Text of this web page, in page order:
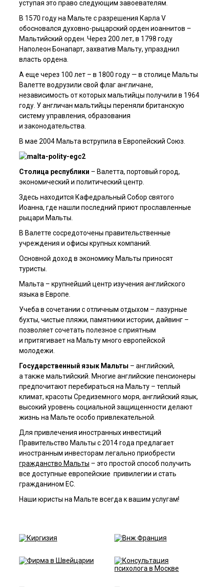
уступая это право следующим завоевателям.
В 1570 году на Мальте с разрешения Карла V
обосновался духовно-рыцарский орден иоаннитов –
Мальтийский орден. Через 200 лет, в 1798 году
Наполеон Бонапарт, захватив Мальту, упразднил
власть ордена.
А еще через 100 лет – в 1800 году — в столице Мальты
Валетте водрузили свой флаг англичане,
независимость от которых мальтийцы получили в 1964
году. У англичан мальтийцы переняли британскую
систему управления, образования
и законодательства.
В мае 2004 Мальта вструпила в Европейский Союз.
Столица республики – Валетта, портовый город,
экономический и политический центр.
Здесь находится Кафедральный Собор святого
Иоанна, где нашли последний приют прославленные
рыцари Мальты.
В Валетте сосредоточены правительственные
учреждения и офисы крупных компаний.
Основной доход в экономику Мальты приносят
туристы.
Мальта – крупнейший центр изучения английского
языка в Европе.
Учеба в сочетании с отличным отдыхом – лазурные
бухты, чистые пляжи, памятники истории, дайвинг –
позволяет сочетать полезное с приятным
и притягивает на Мальту много европейской
молодежи.
Государственный язык Мальты – английский,
а также мальтийский. Многие английские пенсионеры
предпочитают перебираться на Мальту – теплый
климат, красоты Средиземного моря, английский язык,
высокий уровень социальной защищенности делают
жизнь на Мальте особо привлекательной.
Для привлечения иностранных инвестиций
Правительство Мальты с 2014 года предлагает
иностранным инвесторам легально приобрести
гражданство Мальты – это простой способ получить
все доступные европейские привилегии и стать
гражданином ЕС.
Наши юристы на Мальте всегда к вашим услугам!